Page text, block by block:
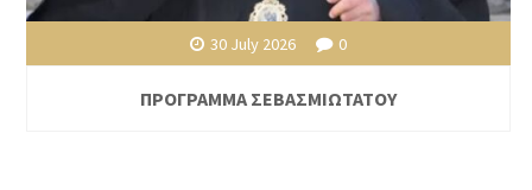
30 July 2026 0
ΠΡΟΓΡΑΜΜΑ ΣΕΒΑΣΜΙΩΤΑΤΟΥ